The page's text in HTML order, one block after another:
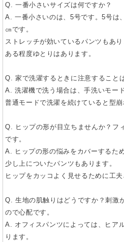
Q. 一番小さいサイズは何ですか？
A. 一番小さいのは、5号です。5号は
㎝です。
ストレッチが効いているパンツもあ
ある程度ゆとりはあります。
Q. 家で洗濯するときに注意すること
A. 洗濯機で洗う場合は、手洗いモー
普通モードで洗濯を続けていると型崩
Q. ヒップの形が目立ちませんか？フ
です。
A. ヒップの形の悩みをカバーするた
少し上についたパンツもあります。
ヒップをカッコよく見せるために工夫
Q. 生地の肌触りはどうですか？刺激
ので心配です。
A. オフィスパンツによっては、ヒア
ります。